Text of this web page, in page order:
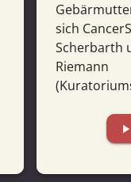
sich
Scherbarth
Riemann
HPV-
play_arrow